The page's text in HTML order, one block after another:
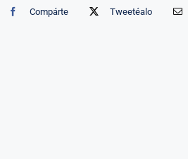
Compárte Tweetéalo